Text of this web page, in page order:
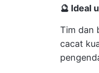
🔮 Ideal
Tim dan
cacat